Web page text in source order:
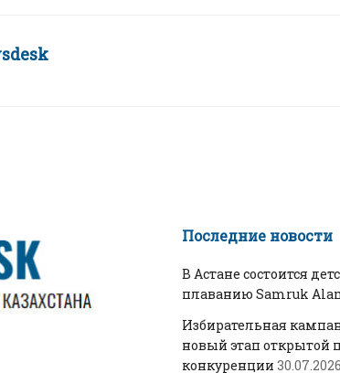
Последние новости
В Астане состоится
плаванию Samruk
Избирательная
новый этап открытой
конкуренции 30.07.2026